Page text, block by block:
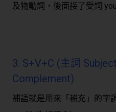
及物動詞，後面接了受詞 you
3. S+V+C (主詞
Complement)
補語就是用來「補充」的字